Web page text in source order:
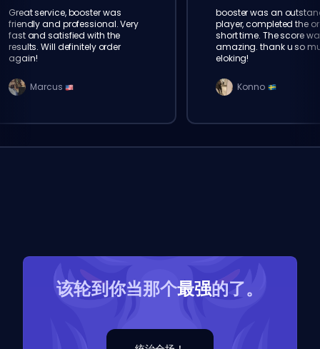
Great service, booster was
friendly and professional. Very
fast and satisfied with the
results. Will definitely order
again!
Marcus
booster was an
player, completed the
short time. The score
amazing. thank u so
eloking!
Konno
该轮到你当那个最强的了。